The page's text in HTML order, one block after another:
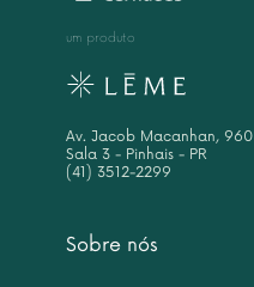
Sobre nós
um produto
Av. Jacob Macanhan, 960
Sala 3 - Pinhais - PR
(41) 3512-2299